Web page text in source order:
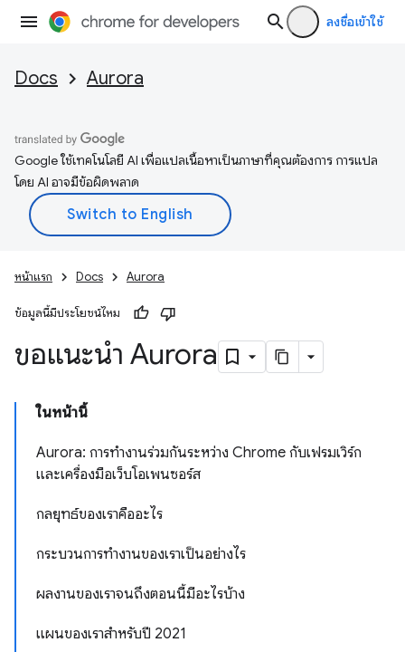
ลงชื่อเข้าใช้
Docs Aurora
Google ใช้เทคโนโลยี AI เพื่อแปลเนื้อหาเป็นภาษาที่คุณต้องการ การแปล
โดย AI อาจมีข้อผิดพลาด
หน้าแรก Docs Aurora
ข้อมูลนี้มีประโยชน์ไหม
ขอแนะนำ Aurora
ในหน้านี้
Aurora: การทำงานร่วมกันระหว่าง Chrome กับเฟรมเวิร์ก
และเครื่องมือเว็บโอเพนซอร์ส
กลยุทธ์ของเราคืออะไร
กระบวนการทํางานของเราเป็นอย่างไร
ผลงานของเราจนถึงตอนนี้มีอะไรบ้าง
แผนของเราสำหรับปี 2021